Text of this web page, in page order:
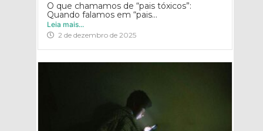
O que chamamos de “pais tóxicos”:
Quando falamos em “pais...
Leia mais...
2 de dezembro de 2025